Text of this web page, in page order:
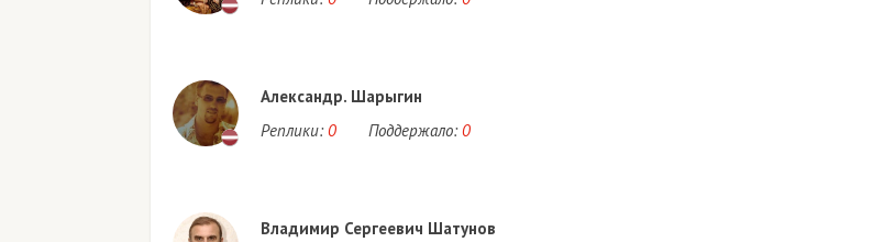
Александр. Шарыгин
Реплики: 0 Поддержало: 0
Владимир Сергеевич Шатунов